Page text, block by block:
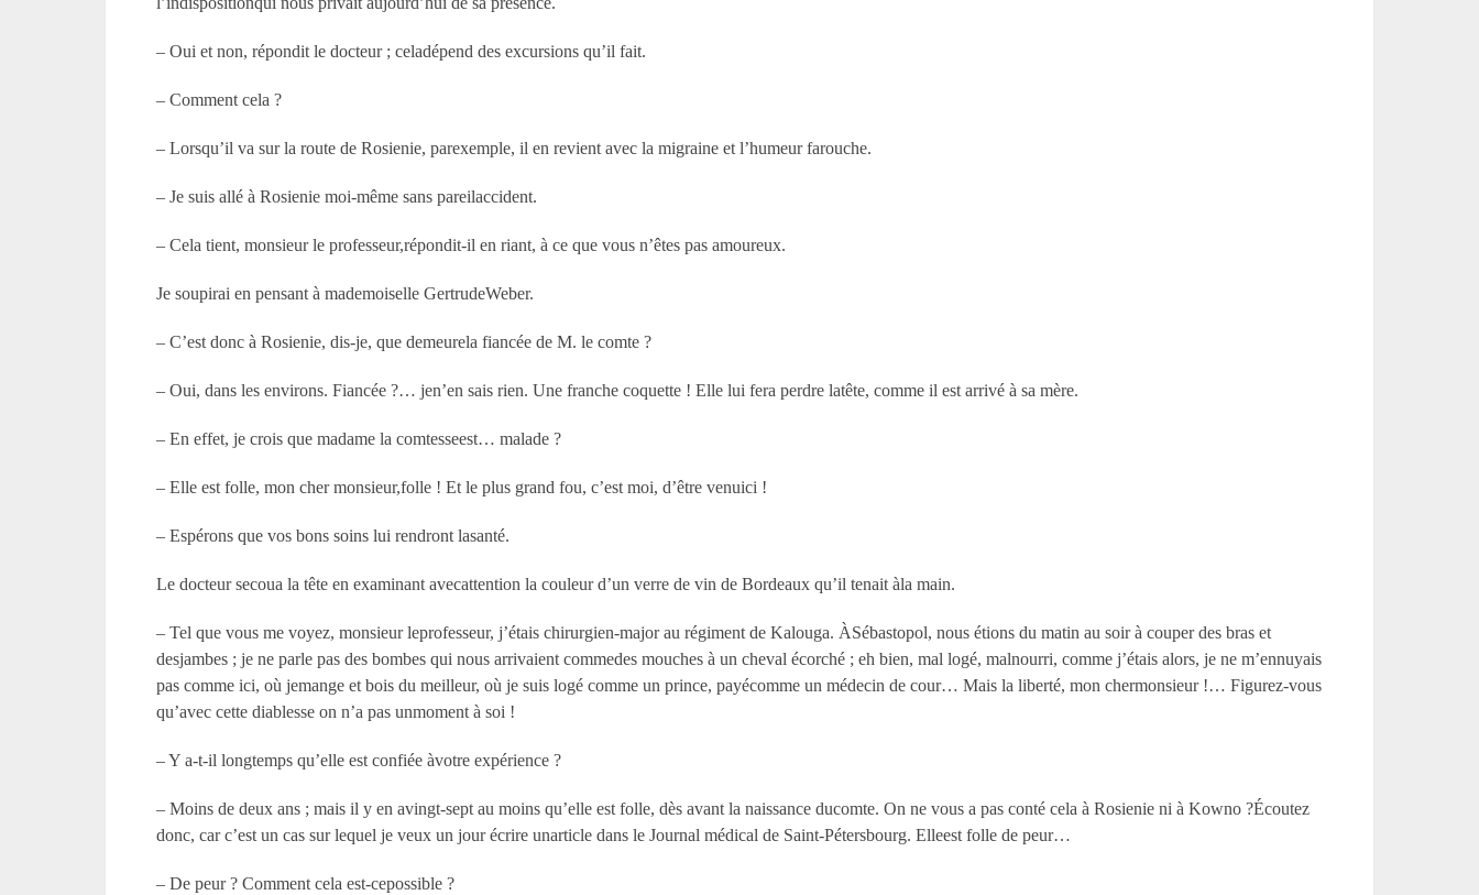
– Oui et non, répondit le docteur ; celadépend des excursions qu’il fait.
– Comment cela ?
– Lorsqu’il va sur la route de Rosienie, parexemple, il en revient avec la migraine et l’humeur farouche.
– Je suis allé à Rosienie moi-même sans pareilaccident.
– Cela tient, monsieur le professeur,répondit-il en riant, à ce que vous n’êtes pas amoureux.
Je soupirai en pensant à mademoiselle GertrudeWeber.
– C’est donc à Rosienie, dis-je, que demeurela fiancée de M. le comte ?
– Oui, dans les environs. Fiancée ?… jen’en sais rien. Une franche coquette ! Elle lui fera perdre latête, comme il est arrivé à sa mère.
– En effet, je crois que madame la comtesseest… malade ?
– Elle est folle, mon cher monsieur,folle ! Et le plus grand fou, c’est moi, d’être venuici !
– Espérons que vos bons soins lui rendront lasanté.
Le docteur secoua la tête en examinant avecattention la couleur d’un verre de vin de Bordeaux qu’il tenait àla main.
– Tel que vous me voyez, monsieur leprofesseur, j’étais chirurgien-major au régiment de Kalouga. ÀSébastopol, nous étions du matin au soir à couper des bras et
desjambes ; je ne parle pas des bombes qui nous arrivaient commedes mouches à un cheval écorché ; eh bien, mal logé, malnourri, comme j’étais alors, je ne m’ennuyais
pas comme ici, où jemange et bois du meilleur, où je suis logé comme un prince, payécomme un médecin de cour… Mais la liberté, mon chermonsieur !… Figurez-vous
qu’avec cette diablesse on n’a pas unmoment à soi !
– Y a-t-il longtemps qu’elle est confiée àvotre expérience ?
– Moins de deux ans ; mais il y en avingt-sept au moins qu’elle est folle, dès avant la naissance ducomte. On ne vous a pas conté cela à Rosienie ni à Kowno ?Écoutez
donc, car c’est un cas sur lequel je veux un jour écrire unarticle dans le Journal médical de Saint-Pétersbourg. Elleest folle de peur…
– De peur ? Comment cela est-cepossible ?